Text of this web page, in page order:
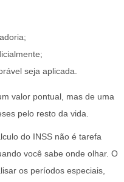
seja aplicada.
valor pontual, mas de uma
pelo resto da vida.
do INSS não é tarefa
você sabe onde olhar. O
os períodos especiais,